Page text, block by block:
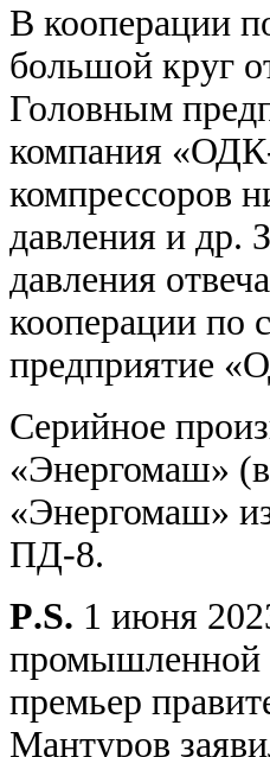
В кооперации
большой круг
Головным
компания «ОДК-
компрессоров
давления и др.
давления
кооперации по
предприятие
Серийное
«Энергомаш»
«Энергомаш»
ПД-8.
P.S. 1 июня
промышленной
премьер
Мантуров